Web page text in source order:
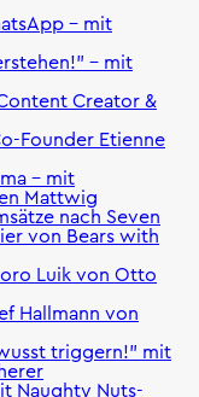
- mit
- mit
Creator &
Founder Etienne
- mit
Mattwig
nach Seven
von Bears with
Luik von Otto
Hallmann von
triggern!" mit
Naughty Nuts-